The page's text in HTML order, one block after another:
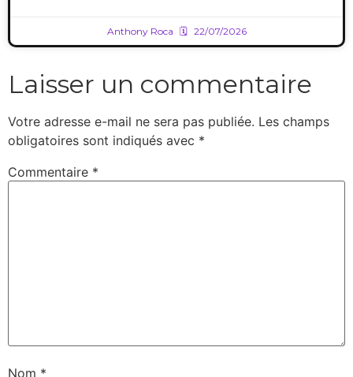
Anthony Roca 22/07/2026
Laisser un commentaire
Votre adresse e-mail ne sera pas publiée. Les champs
obligatoires sont indiqués avec *
Commentaire *
Nom *